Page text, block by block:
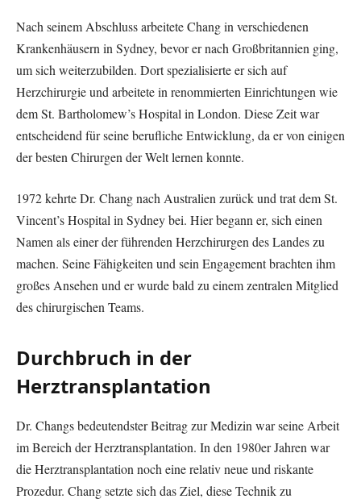
Nach seinem Abschluss arbeitete Chang in verschiedenen
Krankenhäusern in Sydney, bevor er nach Großbritannien ging,
um sich weiterzubilden. Dort spezialisierte er sich auf
Herzchirurgie und arbeitete in renommierten Einrichtungen wie
dem St. Bartholomew’s Hospital in London. Diese Zeit war
entscheidend für seine berufliche Entwicklung, da er von einigen
der besten Chirurgen der Welt lernen konnte.
1972 kehrte Dr. Chang nach Australien zurück und trat dem St.
Vincent’s Hospital in Sydney bei. Hier begann er, sich einen
Namen als einer der führenden Herzchirurgen des Landes zu
machen. Seine Fähigkeiten und sein Engagement brachten ihm
großes Ansehen und er wurde bald zu einem zentralen Mitglied
des chirurgischen Teams.
Durchbruch in der
Herztransplantation
Dr. Changs bedeutendster Beitrag zur Medizin war seine Arbeit
im Bereich der Herztransplantation. In den 1980er Jahren war
die Herztransplantation noch eine relativ neue und riskante
Prozedur. Chang setzte sich das Ziel, diese Technik zu